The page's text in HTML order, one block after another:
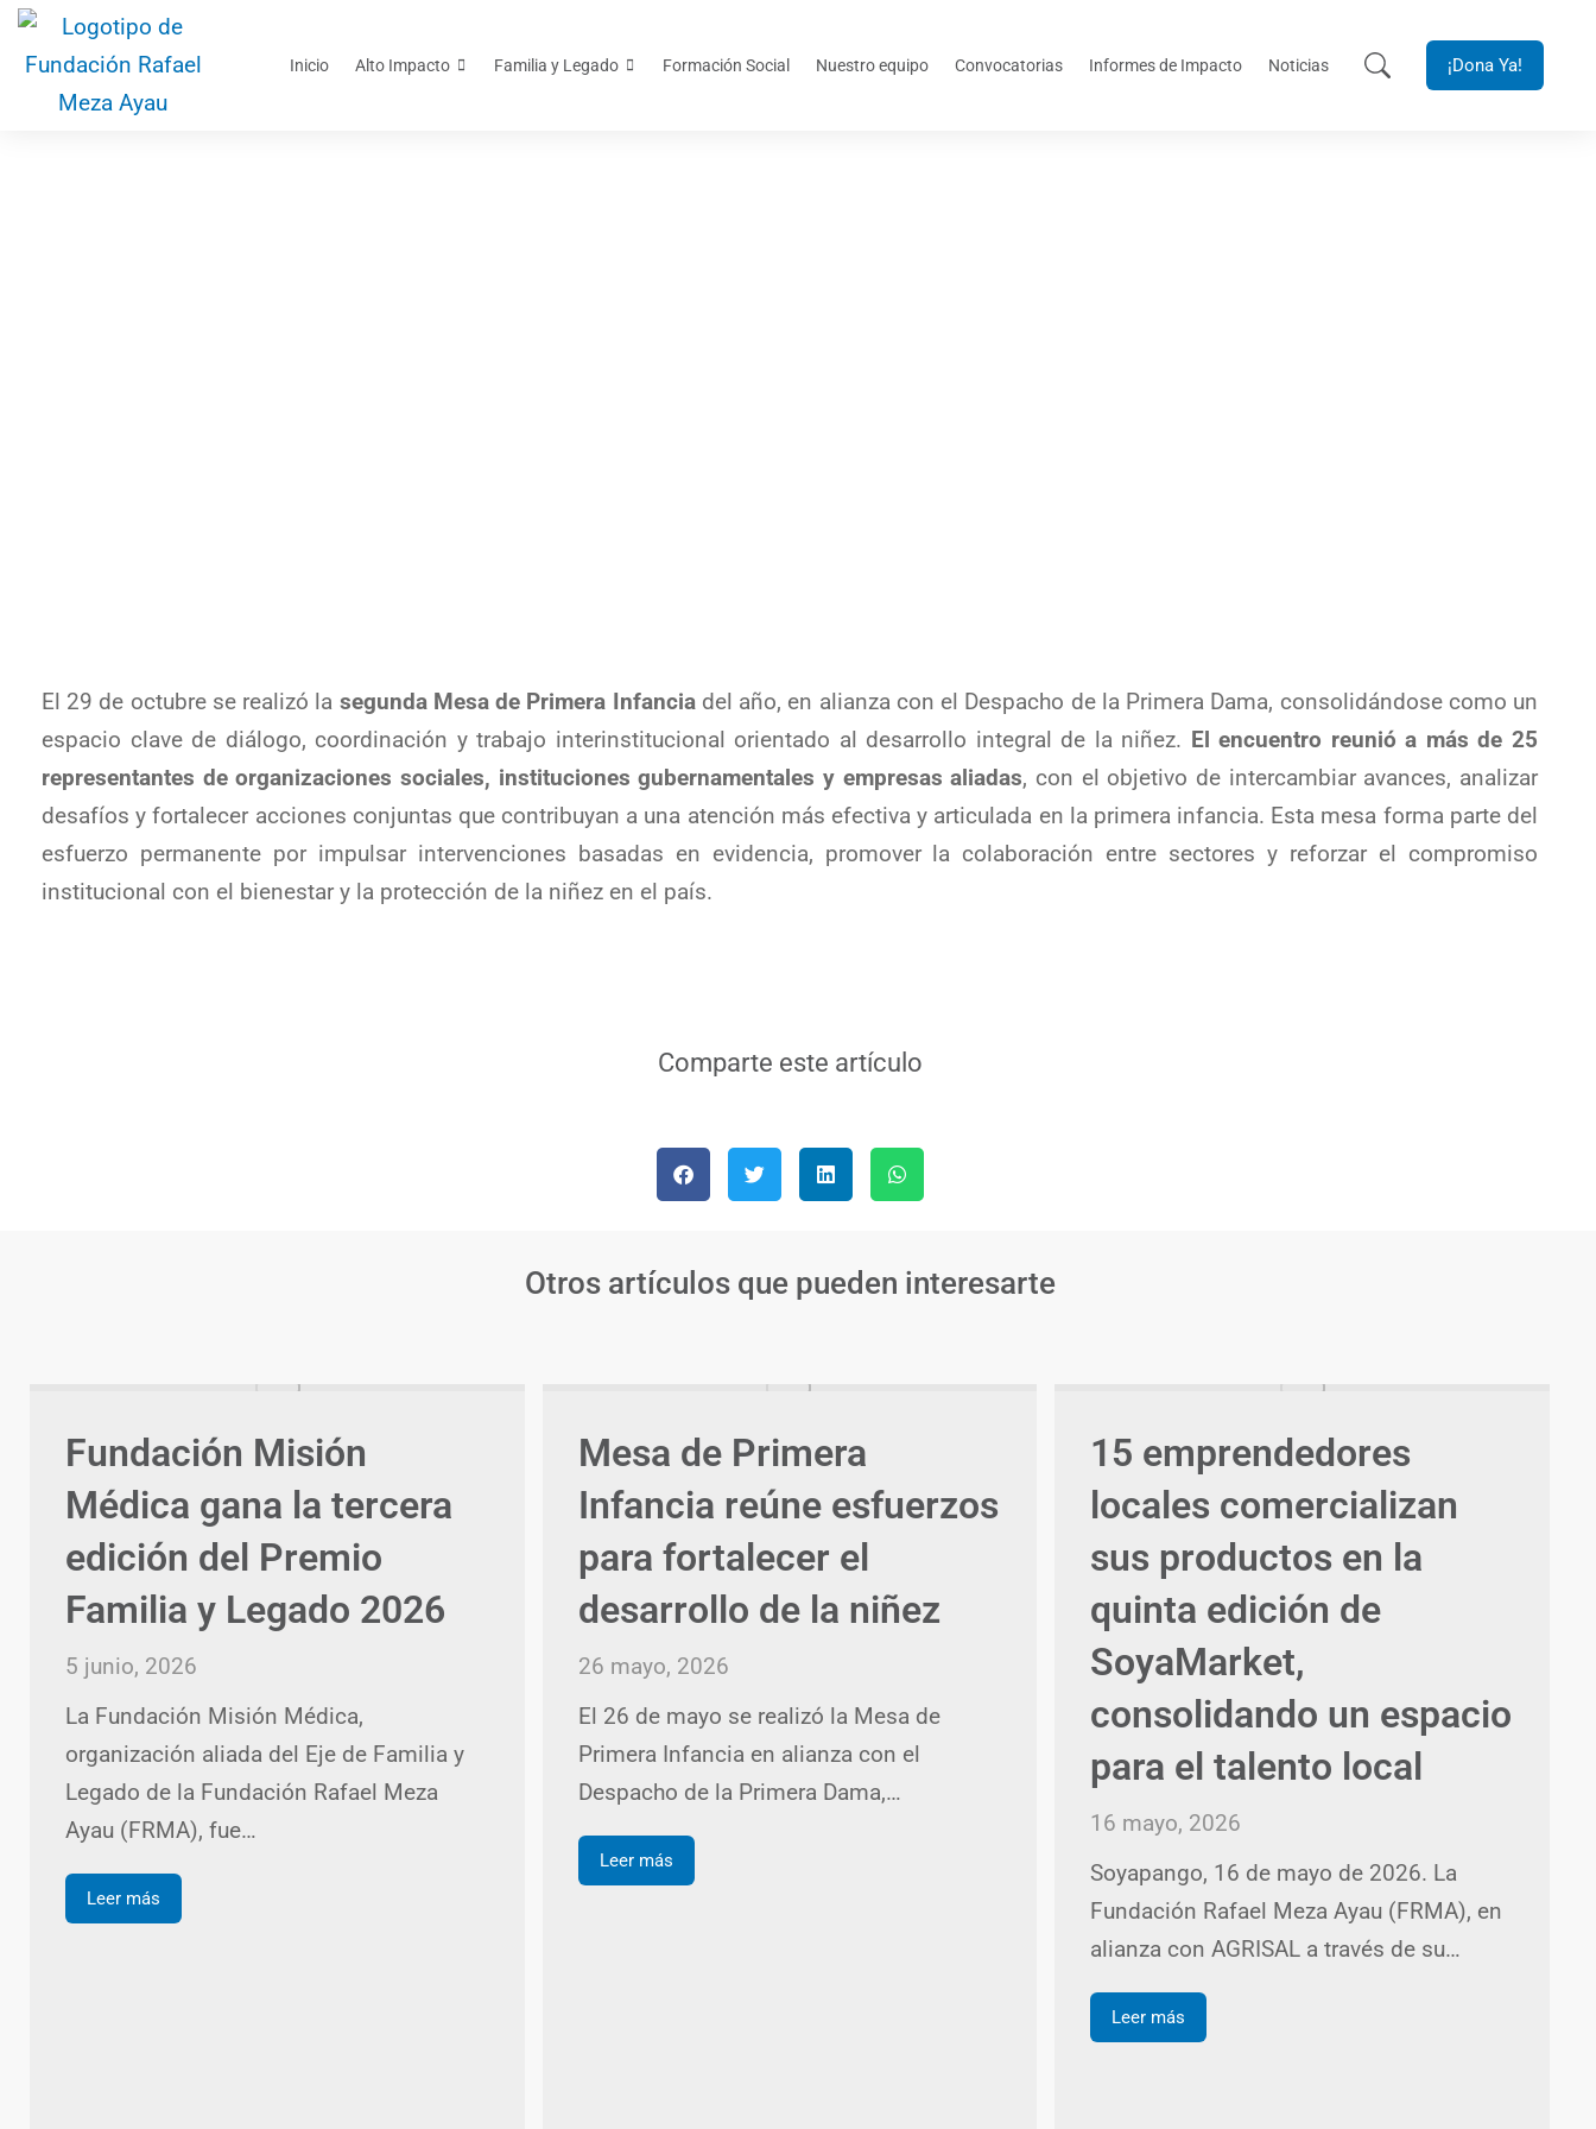
Inicio Alto Impacto Familia y Legado Formación Social Nuestro equipo Convocatorias Informes de Impacto Noticias ¡Dona Ya!
El 29 de octubre se realizó la segunda Mesa de Primera Infanciadel año, en alianza con el Despacho de la Primera Dama, consolidándose como un
espacio clave de diálogo, coordinación y trabajo interinstitucional orientado al desarrollo integral de la niñez. El encuentro reunió a más de 25
representantes de organizaciones sociales, instituciones gubernamentales y empresas aliadas, con el objetivo de intercambiar avances, analizar
desafíos y fortalecer acciones conjuntas que contribuyan a una atención más efectiva y articulada en la primera infancia. Esta mesa forma parte del
esfuerzo permanente por impulsar intervenciones basadas en evidencia, promover la colaboración entre sectores y reforzar el compromiso
institucional con el bienestar y la protección de la niñez en el país.
Comparte este artículo
Otros artículos que pueden interesarte
Fundación Misión
Médica gana la tercera
edición del Premio
Familia y Legado 2026
5 junio, 2026
La Fundación Misión Médica,
organización aliada del Eje de Familia y
Legado de la Fundación Rafael Meza
Ayau (FRMA), fue…
Leer más
Mesa de Primera
Infancia reúne esfuerzos
para fortalecer el
desarrollo de la niñez
26 mayo, 2026
El 26 de mayo se realizó la Mesa de
Primera Infancia en alianza con el
Despacho de la Primera Dama,…
Leer más
15 emprendedores
locales comercializan
sus productos en la
quinta edición de
SoyaMarket,
consolidando un espacio
para el talento local
16 mayo, 2026
Soyapango, 16 de mayo de 2026. La
Fundación Rafael Meza Ayau (FRMA), en
alianza con AGRISAL a través de su…
Leer más